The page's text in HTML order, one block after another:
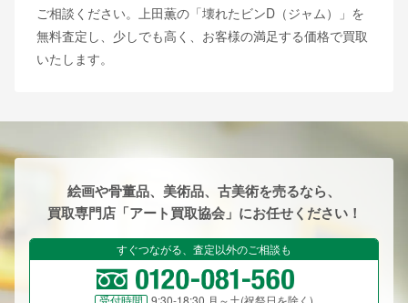
ご相談ください。上田薫の「壊れたビンD（ジャム）」を
無料査定し、少しでも高く、お客様の満足する価格で買取
いたします。
絵画や骨董品、美術品、古美術を売るなら、
買取専門店「アート買取協会」にお任せください！
すぐつながる、査定以外のご相談も
9:30-18:30 月～土(祝祭日を除く)